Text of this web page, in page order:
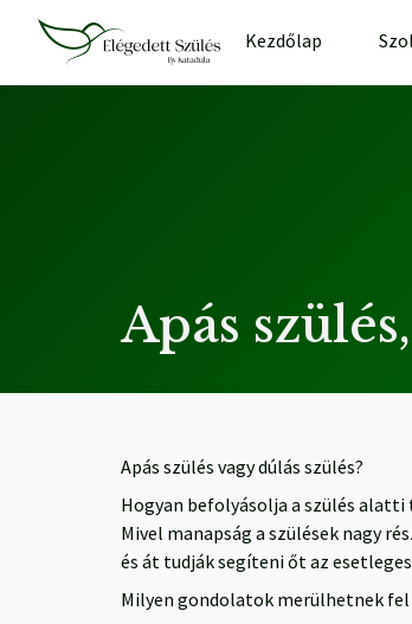
Kezdőlap
Apás
Apás szülés vagy dúlás szülés?
Hogyan befolyásolja a szülés
Mivel manapság a szülések nagy
és át tudják segíteni őt az
Milyen gondolatok merülhetnek fel